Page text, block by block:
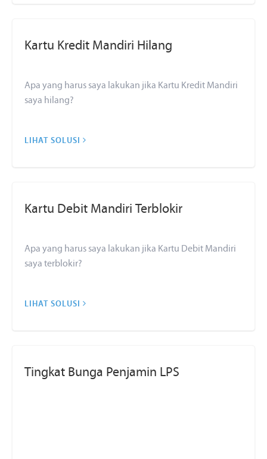
Kartu Kredit Mandiri Hilang
Apa yang harus saya lakukan jika Kartu Kredit Mandiri
saya hilang?
LIHAT SOLUSI
Kartu Debit Mandiri Terblokir
Apa yang harus saya lakukan jika Kartu Debit Mandiri
saya terblokir?
LIHAT SOLUSI
Tingkat Bunga Penjamin LPS